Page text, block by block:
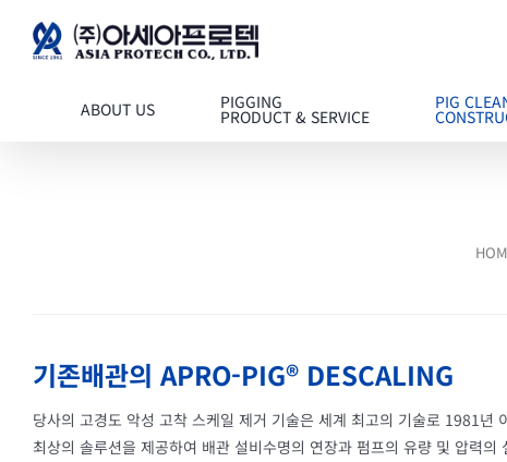
건너뛰기
ABOUT US PIGGING
PRODUCT & SERVICE
PIG
기존배관의 APRO-PIG® DESCALING
당사의 고경도 악성 고착 스케일 제거 기술은 세계 최고의 기술로 1981
최상의 솔루션을 제공하여 배관 설비수명의 연장과 펌프의 유량 및 압력